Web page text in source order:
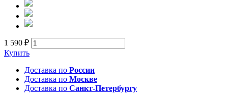
1 590 ₽
Купить
Доставка по России
Доставка по Москве
Доставка по Санкт-Петербургу